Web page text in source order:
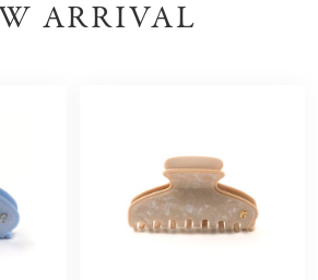
ARRIVAL